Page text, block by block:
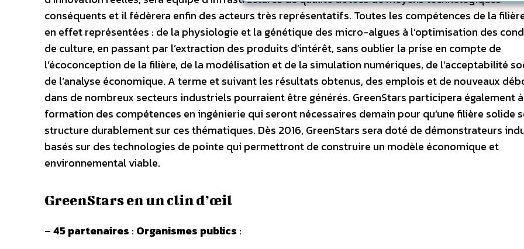
conséquents et il fédèrera enfin des acteurs très représentatifs. Toutes les compétences de la
en effet représentées : de la physiologie et la génétique des micro-algues à l’optimisation des
de culture, en passant par l’extraction des produits d’intérêt, sans oublier la prise en compte de
l’écoconception de la filière, de la modélisation et de la simulation numériques, de l’acceptabilité
de l’analyse économique. A terme et suivant les résultats obtenus, des emplois et de nouveaux
dans de nombreux secteurs industriels pourraient être générés. GreenStars participera également
formation des compétences en ingénierie qui seront nécessaires demain pour qu’une filière solide
structure durablement sur ces thématiques. Dès 2016, GreenStars sera doté de démonstrateurs
basés sur des technologies de pointe qui permettront de construire un modèle économique et
environnemental viable.
GreenStars en un clin d’œil
–45 partenaires : Organismes publics :